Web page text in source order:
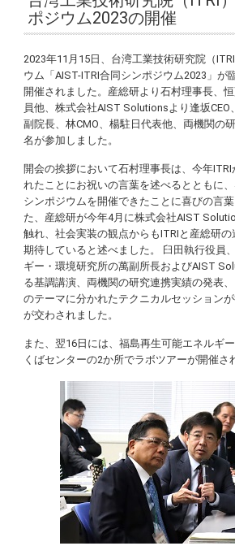
ポジウム2023の開催
2023年11月15日、台湾工業技術研究院（
ウム「AIST-ITRI合同シンポジウム2023」が
開催されました。産総研より石村理事長、
員他、株式会社AIST Solutionsより逢坂CEO
副院長、林CMO、楊駐日代表他、両機関の
名が参加しました。
開会の挨拶において石村理事長は、今年
れたことにお祝いの言葉を述べるとともに
シンポジウムを開催できたことに喜びの言
た、産総研が今年4月に株式会社AIST
触れ、社会実装の観点からもITRIと産総研
期待していると述べました。 臼田執行役員
ギー・環境研究所の萬副所長およびAIST
る基調講演、両機関の研究連携実績の発表
のテーマに分かれたテクニカルセッション
が交わされました。
また、翌16日には、福島再生可能エネルギ
くばセンターの2か所でラボツアーが開催さ